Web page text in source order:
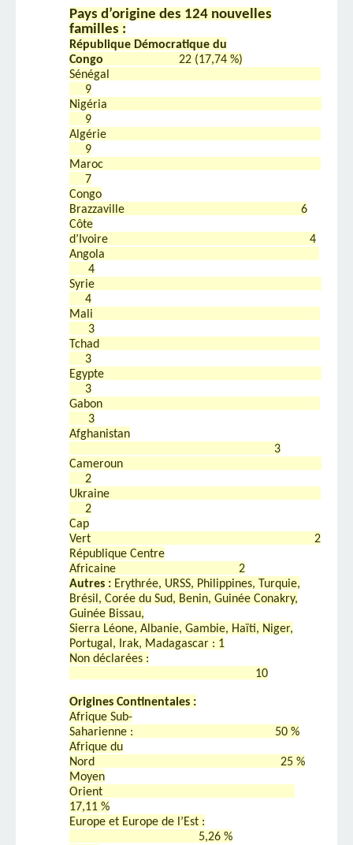
Pays d’origine des 124 nouvelles
familles :
République Démocratique du
Congo 22 (17,74 %)
Sénégal
9
Nigéria
9
Algérie
9
Maroc
7
Congo
Brazzaville 6
Côte
d’Ivoire 4
Angola
4
Syrie
4
Mali
3
Tchad
3
Egypte
3
Gabon
3
Afghanistan
3
Cameroun
2
Ukraine
2
Cap
Vert 2
République Centre
Africaine 2
Autres : Erythrée, URSS, Philippines, Turquie,
Brésil, Corée du Sud, Benin, Guinée Conakry,
Guinée Bissau,
Sierra Léone, Albanie, Gambie, Haïti, Niger,
Portugal, Irak, Madagascar : 1
Non déclarées :
10
Origines Continentales :
Afrique Sub-
Saharienne : 50 %
Afrique du
Nord 25 %
Moyen
Orient
17,11 %
Europe et Europe de l’Est :
5,26 %